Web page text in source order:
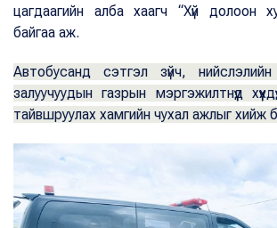
цагдаагийн алба хаагч “Хүй долоон
байгаа аж.
Автобусанд сэтгэл зүйч, нийслэлийн
залуучуудын газрын мэргэжилтнүүд
тайвшруулах хамгийн чухал ажлыг хийж